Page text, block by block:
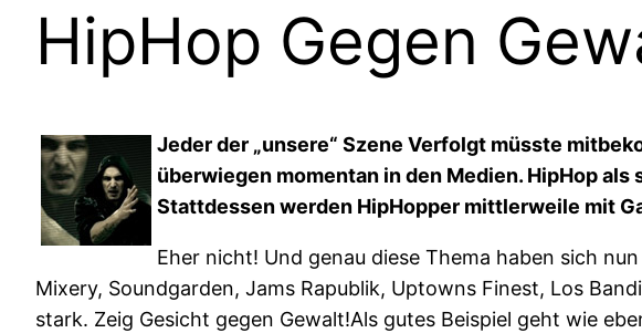
HipHop Gegen
Jeder der „unsere“ Szene Verfolgt müsste
überwiegen momentan in den Medien. HipHop
Stattdessen werden HipHopper mittlerweile mit
Eher nicht! Und genau diese Thema haben sich nun
Mixery, Soundgarden, Jams Rapublik, Uptowns Finest, Los
stark. Zeig Gesicht gegen Gewalt!Als gutes Beispiel geht wie